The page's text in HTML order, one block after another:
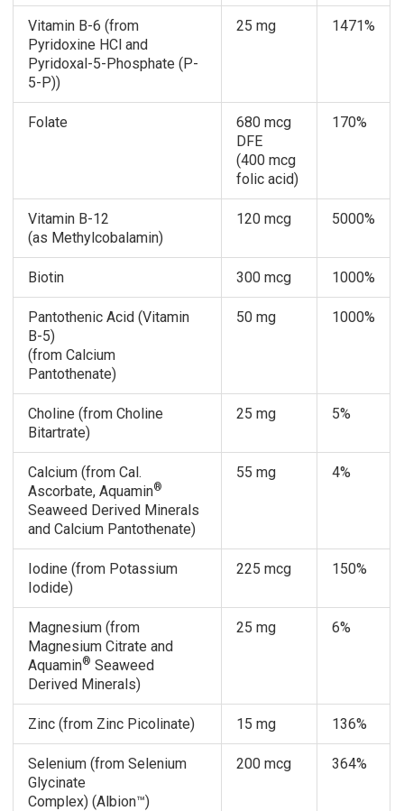
Vitamin B-6 (from
Pyridoxine HCl and
Pyridoxal-5-Phosphate (P-
5-P))
25 mg 1471%
Folate
680 mcg
DFE
(400 mcg
folic acid)
170%
Vitamin B-12
(as Methylcobalamin)
120 mcg 5000%
Biotin 300 mcg 1000%
Pantothenic Acid (Vitamin
B-5)
(from Calcium
Pantothenate)
50 mg 1000%
Choline (from Choline
Bitartrate)
25 mg 5%
Calcium (from Cal.
Ascorbate, Aquamin®
Seaweed Derived Minerals
and Calcium Pantothenate)
55 mg 4%
Iodine (from Potassium
Iodide)
225 mcg 150%
Magnesium (from
Magnesium Citrate and
Aquamin® Seaweed
Derived Minerals)
25 mg 6%
Zinc (from Zinc Picolinate) 15 mg 136%
Selenium (from Selenium
Glycinate
Complex) (Albion™)
200 mcg 364%